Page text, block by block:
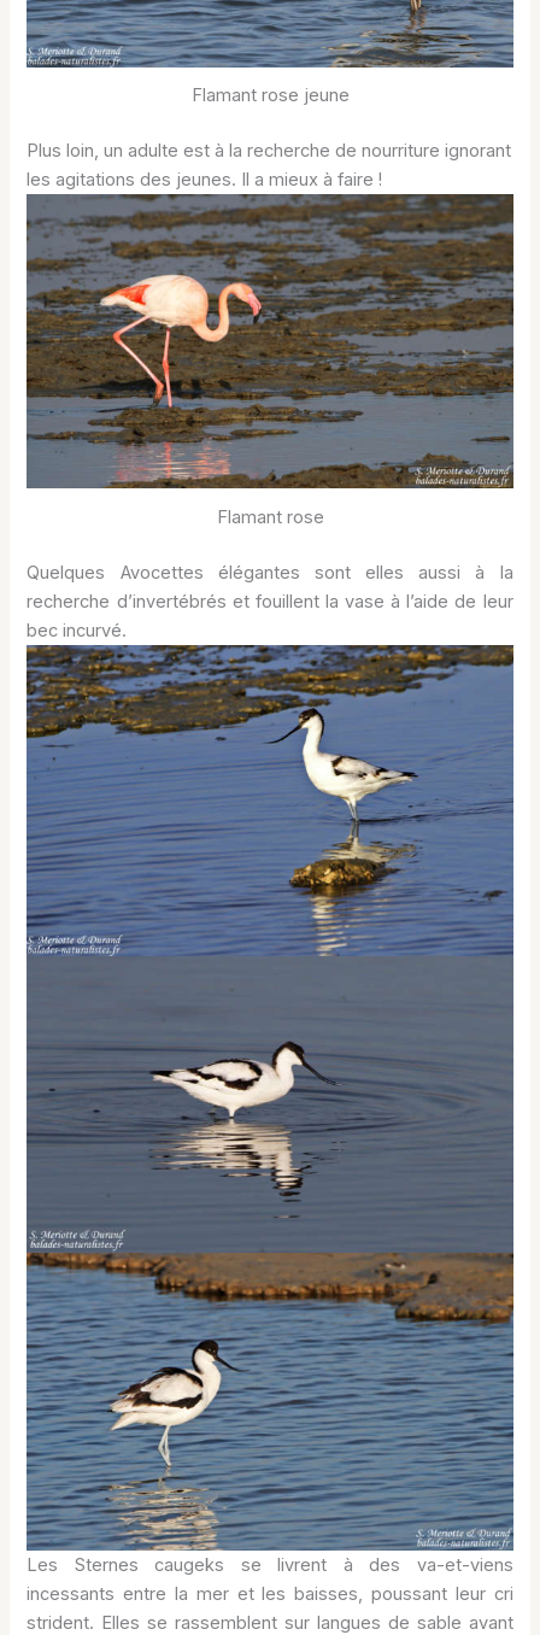
Flamant rose jeune
Plus loin, un adulte est à la recherche de nourriture ignorant
les agitations des jeunes. Il a mieux à faire !
Flamant rose
Quelques Avocettes élégantes sont elles aussi à la
recherche d’invertébrés et fouillent la vase à l’aide de leur
bec incurvé.
Les Sternes caugeks se livrent à des va-et-viens
incessants entre la mer et les baisses, poussant leur cri
strident. Elles se rassemblent sur langues de sable avant